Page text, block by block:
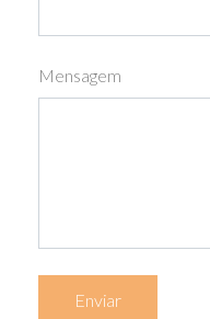
Mensagem
Enviar